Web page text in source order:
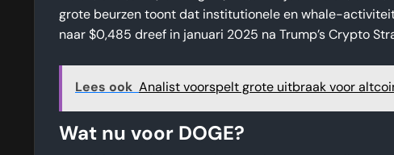
grote beurzen toont dat institutionele en whale-
naar $0,485 dreef in januari 2025 na Trump’s Crypto
Lees ook Analist voorspelt grote uitbraak voor
Wat nu voor DOGE?